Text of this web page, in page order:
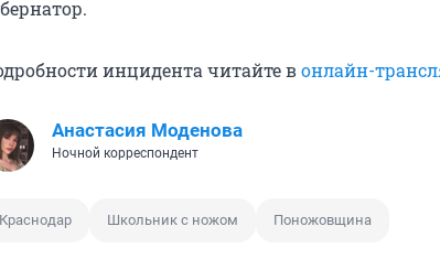
инцидента читайте вонлайн-
Анастасия Моденова
Ночной корреспондент
Краснодар Школьник с ножом Поножовщина